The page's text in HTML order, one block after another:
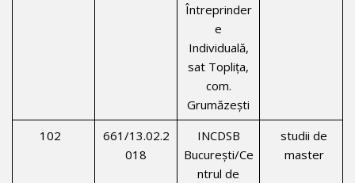
Întreprinder
e
Individuală,
sat Topliţa,
com.
Grumăzeşti
102
661/13.02.2
018
INCDSB
Bucureşti/Ce
ntrul de
studii de
master